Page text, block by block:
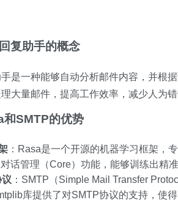
复助手的概念
是一种能够自动分析邮件内容，并根
大量邮件，提高工作效率，减少人为错
和SMTP的优势
：Rasa是一个开源的机器学习框架，
对话管理（Core）功能，能够训练出精
：SMTP（Simple Mail Transfer
库提供了对SMTP协议的支持，使